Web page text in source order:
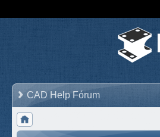
CAD Help Fórum